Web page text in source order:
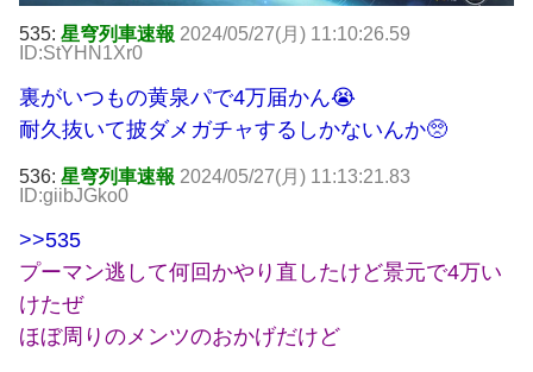
535: 星穹列車速報 2024/05/27(月) 11:10:26.59
ID:StYHN1Xr0
裏がいつもの黄泉パで4万届かん😭
耐久抜いて披ダメガチャするしかないんか🥺
536: 星穹列車速報 2024/05/27(月) 11:13:21.83
ID:giibJGko0
>>535
プーマン逃して何回かやり直したけど景元で4万い
けたぜ
ほぼ周りのメンツのおかげだけど